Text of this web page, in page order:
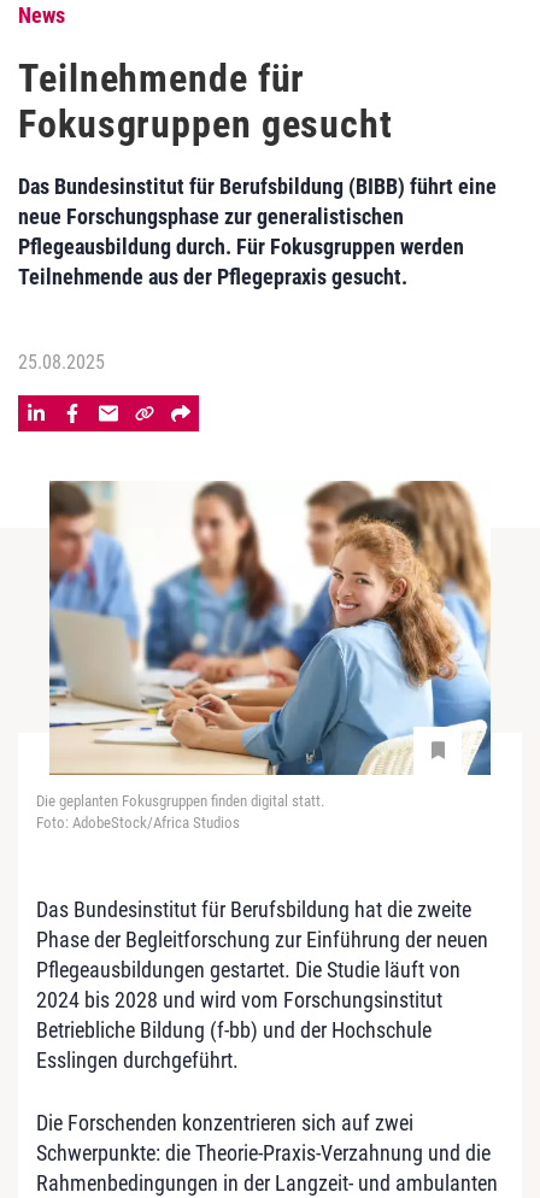
News
Teilnehmende für
Fokusgruppen gesucht
Das Bundesinstitut für Berufsbildung (BIBB) führt eine
neue Forschungsphase zur generalistischen
Pflegeausbildung durch. Für Fokusgruppen werden
Teilnehmende aus der Pflegepraxis gesucht.
25.08.2025
Die geplanten Fokusgruppen finden digital statt.
Foto: AdobeStock/Africa Studios
Das Bundesinstitut für Berufsbildung hat die zweite
Phase der Begleitforschung zur Einführung der neuen
Pflegeausbildungen gestartet. Die Studie läuft von
2024 bis 2028 und wird vom Forschungsinstitut
Betriebliche Bildung (f-bb) und der Hochschule
Esslingen durchgeführt.
Die Forschenden konzentrieren sich auf zwei
Schwerpunkte: die Theorie-Praxis-Verzahnung und die
Rahmenbedingungen in der Langzeit- und ambulanten